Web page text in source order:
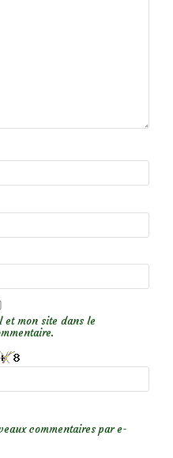
et mon site dans le
commentaires par e-